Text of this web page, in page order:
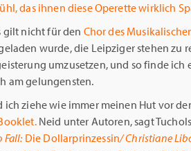
das ihnen diese Operette wirklich
gilt nicht für den Chor des
wurde, die Leipziger stehen zu
umzusetzen, und so finde
am gelungensten.
ich ziehe wie immer meinen Hut vor
Neid unter Autoren, sagt
Fall: Die Dollarprinzessin/ Christiane